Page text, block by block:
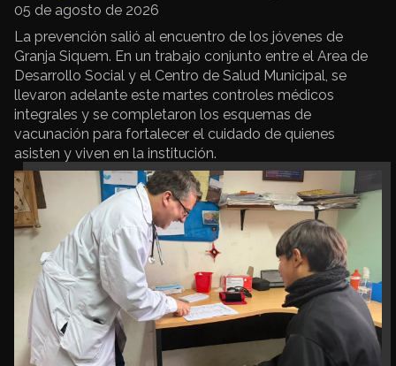
05 de agosto de 2026
La prevención salió al encuentro de los jóvenes de
Granja Siquem. En un trabajo conjunto entre el Area de
Desarrollo Social y el Centro de Salud Municipal, se
llevaron adelante este martes controles médicos
integrales y se completaron los esquemas de
vacunación para fortalecer el cuidado de quienes
asisten y viven en la institución.